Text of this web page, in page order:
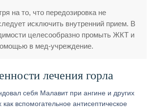
на то, что передозировка не
исключить внутренний прием. В
целесообразно промыть ЖКТ и
в мед-учреждение.
лечения горла
себя Малавит при ангине и других
вспомогательное антисептическое